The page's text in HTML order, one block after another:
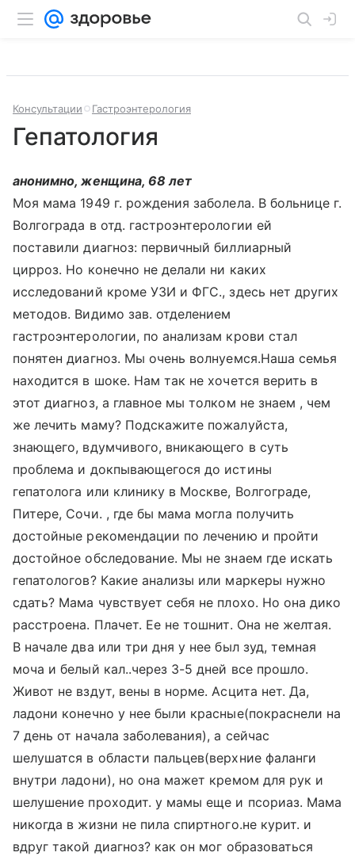
Консультации Гастроэнтерология
Гепатология
анонимно, женщина, 68 лет
Моя мама 1949 г. рождения заболела. В больнице г.
Волгограда в отд. гастроэнтерологии ей
поставили диагноз: первичный биллиарный
цирроз. Но конечно не делали ни каких
исследований кроме УЗИ и ФГС., здесь нет других
методов. Видимо зав. отделением
гастроэнтерологии, по анализам крови стал
понятен диагноз. Мы очень волнуемся.Наша семья
находится в шоке. Нам так не хочется верить в
этот диагноз, а главное мы толком не знаем , чем
же лечить маму? Подскажите пожалуйста,
знающего, вдумчивого, вникающего в суть
проблема и докпывающегося до истины
гепатолога или клинику в Москве, Волгограде,
Питере, Сочи. , где бы мама могла получить
достойные рекомендации по лечению и пройти
достойное обследование. Мы не знаем где искать
гепатологов? Какие анализы или маркеры нужно
сдать? Мама чувствует себя не плохо. Но она дико
расстроена. Плачет. Ее не тошнит. Она не желтая.
В начале два или три дня у нее был зуд, темная
моча и белый кал..через 3-5 дней все прошло.
Живот не вздут, вены в норме. Асцита нет. Да,
ладони конечно у нее были красные(покраснели на
7 день от начала заболевания), а сейчас
шелушатся в области пальцев(верхние фаланги
внутри ладони), но она мажет кремом для рук и
шелушение проходит. у мамы еще и псориаз. Мама
никогда в жизни не пила спиртного.не курит. и
вдруг такой диагноз? как он мог образоваться